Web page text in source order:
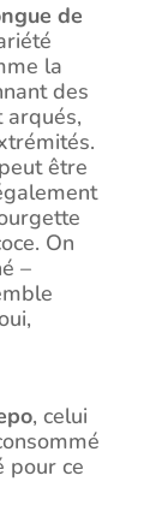
de
la
des
être
On
–
, celui
pour ce